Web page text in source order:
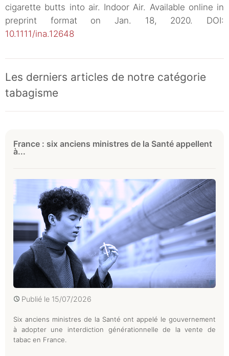
cigarette butts into air. Indoor Air. Available online in
preprint format on Jan. 18, 2020. DOI:
10.1111/ina.12648
Les derniers articles de notre catégorie
tabagisme
France : six anciens ministres de la Santé appellent
à...
Publié le 15/07/2026
Six anciens ministres de la Santé ont appelé le gouvernement
à adopter une interdiction générationnelle de la vente de
tabac en France.